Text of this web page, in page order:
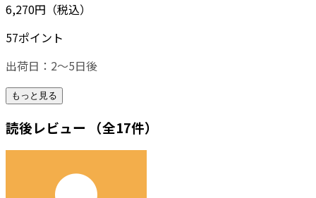
6,270円（税込）
57ポイント
出荷日：2～5日後
もっと見る
読後レビュー （全17件）